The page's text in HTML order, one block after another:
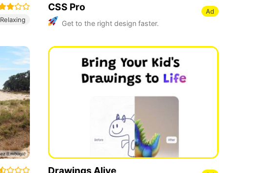
Relaxing
CSS Pro
Get to the right design faster.
Ad
Drawings Alive